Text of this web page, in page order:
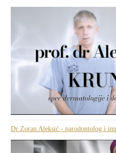
Dr Zoran Aleksić - parodontolog i